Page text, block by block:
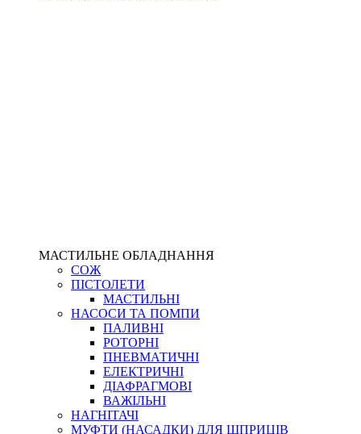
МАСТИЛЬНЕ ОБЛАДНАННЯ
СОЖ
ПІСТОЛЕТИ
МАСТИЛЬНІ
НАСОСИ ТА ПОМПИ
ПАЛИВНІ
РОТОРНІ
ПНЕВМАТИЧНІ
ЕЛЕКТРИЧНІ
ДІАФРАГМОВІ
ВАЖІЛЬНІ
НАГНІТАЧІ
МУФТИ (НАСАДКИ) ДЛЯ ШПРИЦІВ